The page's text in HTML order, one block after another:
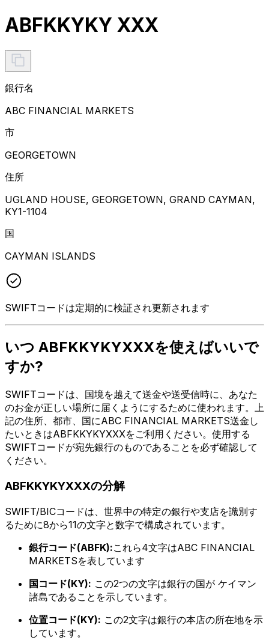
ABFKKYKY XXX
銀行名
ABC FINANCIAL MARKETS
市
GEORGETOWN
住所
UGLAND HOUSE, GEORGETOWN, GRAND CAYMAN,
KY1-1104
国
CAYMAN ISLANDS
SWIFTコードは定期的に検証され更新されます
いつ ABFKKYKYXXXを使えばいいで
すか?
SWIFTコードは、国境を越えて送金や送受信時に、あなた
のお金が正しい場所に届くようにするために使われます。上
記の住所、都市、国にABC FINANCIAL MARKETS送金し
たいときはABFKKYKYXXXをご利用ください。使用する
SWIFTコードが宛先銀行のものであることを必ず確認して
ください。
ABFKKYKYXXXの分解
SWIFT/BICコードは、世界中の特定の銀行や支店を識別す
るために8から11の文字と数字で構成されています。
銀行コード(ABFK):これら4文字はABC FINANCIAL
MARKETSを表しています
国コード(KY): この2つの文字は銀行の国が ケイマン
諸島であることを示しています。
位置コード(KY): この2文字は銀行の本店の所在地を示
しています。